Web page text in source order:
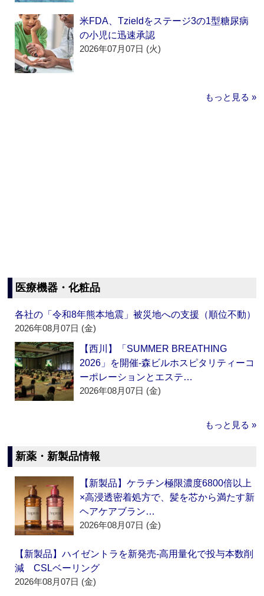
米FDA、Tzieldをステージ3の1型糖尿病
の小児に迅速承認
2026年07月07日 (火)
もっと見る »
医療機器・化粧品
各社の「令和8年熊本地震」被災地への支援（順位不動）
2026年08月07日 (金)
【西川】「SUMMER BREATHING
2026」を開催‐森ビルホスピタリティーコ
ーポレーションとエステ…
2026年08月07日 (金)
もっと見る »
新薬・新製品情報
【新製品】ケラチン極限濃度6800倍以上
×高浸透密着処方で、髪を芯から満たす新
ヘアケアブラン…
2026年08月07日 (金)
【新製品】ハイゼントラを新発売‐高用量化で投与本数削
減 CSLベーリング
2026年08月07日 (金)